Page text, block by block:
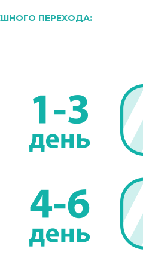
ПЕРЕХОДА: